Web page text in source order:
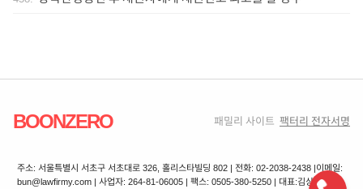
BOONZERO 패밀리 사이트 팩터리 전자서명
주소: 서울특별시 서초구 서초대로 326, 홀리스타빌딩 802 | 전화: 02-2038-2438 |이메일:
bun@lawfirmy.com | 사업자: 264-81-06005 | 팩스: 0505-380-5250 | 대표:김상겸